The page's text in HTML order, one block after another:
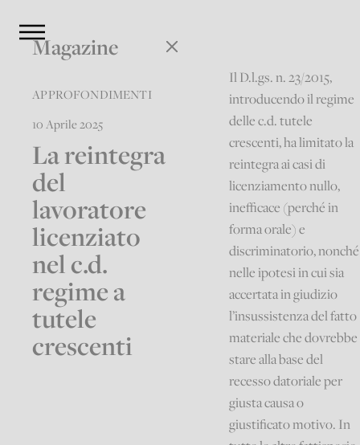
Magazine
APPROFONDIMENTI
10 Aprile 2025
La reintegra
del
lavoratore
licenziato
nel c.d.
regime a
tutele
crescenti
Il D.l.gs. n. 23/2015,
introducendo il regime
delle c.d. tutele
crescenti, ha limitato la
reintegra ai casi di
licenziamento nullo,
inefficace (perché in
forma orale) e
discriminatorio, nonché
nelle ipotesi in cui sia
accertata in giudizio
l’insussistenza del fatto
materiale che dovrebbe
stare alla base del
recesso datoriale per
giusta causa o
giustificato motivo. In